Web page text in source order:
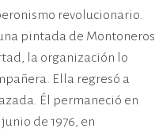
revolucionario.
pintada de Montoneros
la organización lo
Ella regresó a
Él permaneció en
de 1976, en